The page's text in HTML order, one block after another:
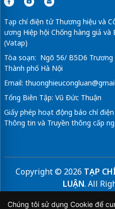
Tạp chí điện tử Thương hiệu và
ương Hiệp hội Chống hàng giả
(Vatap)
Tòa soạn: Ngõ 56/ B5D6 Trương
Thành phố Hà Nội
Email:
Tổng Biên Tập: Vũ Đức Thuận
Giấy phép hoạt động báo chí
Thông tin và Truyền thông cấp
Copyright © 2026 TẠP
LUẬN. All
Bản quyền thuộc Tạp chí
Chúng tôi sử dụng Cookie để